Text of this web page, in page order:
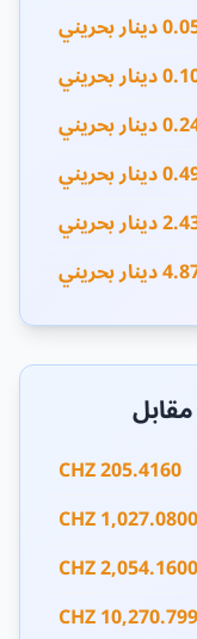
بحريني
بحريني
بحريني
بحريني
بحريني
بحريني
205.4160 CHZ
1,027.0800 CHZ
2,054.1600 CHZ
10,270.7999